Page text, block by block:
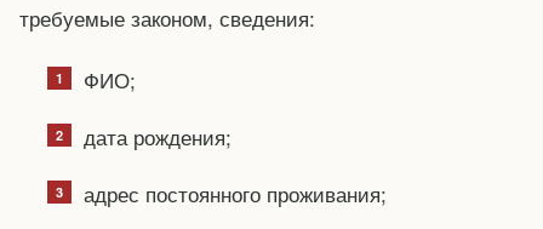
требуемые законом, сведения:
ФИО;
дата рождения;
адрес постоянного проживания;